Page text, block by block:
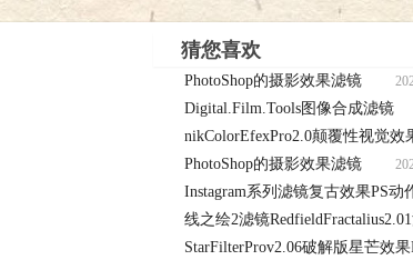
猜您喜欢
PhotoShop的摄影效果滤镜
Digital.Film.Tools图像合成滤镜
nikColorEfexPro2.0颠覆性视觉效
nikColorEfexPro2.0颠覆性视觉效果滤
PhotoShop的摄影效果滤镜
Instagram系列滤镜复古效果PS动
载
线之绘2滤镜
刷，线之绘2滤镜RedfieldFractalius2.01
StarFilterProv2.06破解版星芒效